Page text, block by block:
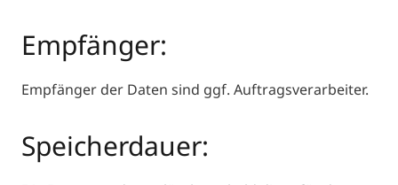
Empfänger:
Empfänger der Daten sind ggf. Auftragsverarbeiter.
Speicherdauer: